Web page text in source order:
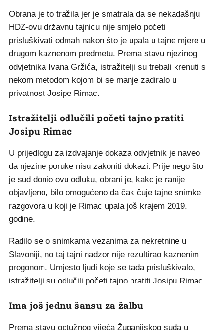
Obrana je to tražila jer je smatrala da se nekadašnju
HDZ-ovu državnu tajnicu nije smjelo početi
prisluškivati odmah nakon što je upala u tajne mjere u
drugom kaznenom predmetu. Prema stavu njezinog
odvjetnika Ivana Gržića, istražitelji su trebali krenuti s
nekom metodom kojom bi se manje zadiralo u
privatnost Josipe Rimac.
Istražitelji odlučili početi tajno pratiti
Josipu Rimac
U prijedlogu za izdvajanje dokaza odvjetnik je naveo
da njezine poruke nisu zakoniti dokazi. Prije nego što
je sud donio ovu odluku, obrani je, kako je ranije
objavljeno, bilo omogućeno da čak čuje tajne snimke
razgovora u koji je Rimac upala još krajem 2019.
godine.
Radilo se o snimkama vezanima za nekretnine u
Slavoniji, no taj tajni nadzor nije rezultirao kaznenim
progonom. Umjesto ljudi koje se tada prisluškivalo,
istražitelji su odlučili početi tajno pratiti Josipu Rimac.
Ima još jednu šansu za žalbu
Prema stavu optužnog vijeća Županijskog suda u